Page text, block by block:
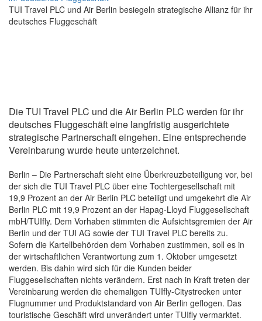
TUI Travel PLC und Air Berlin besiegeln strategische Allianz für ihr
deutsches Fluggeschäft
Die TUI Travel PLC und die Air Berlin PLC werden für ihr
deutsches Fluggeschäft eine langfristig ausgerichtete
strategische Partnerschaft eingehen. Eine entsprechende
Vereinbarung wurde heute unterzeichnet.
Berlin – Die Partnerschaft sieht eine Überkreuzbeteiligung vor, bei
der sich die TUI Travel PLC über eine Tochtergesellschaft mit
19,9 Prozent an der Air Berlin PLC beteiligt und umgekehrt die Air
Berlin PLC mit 19,9 Prozent an der Hapag-Lloyd Fluggesellschaft
mbH/TUIfly. Dem Vorhaben stimmten die Aufsichtsgremien der Air
Berlin und der TUI AG sowie der TUI Travel PLC bereits zu.
Sofern die Kartellbehörden dem Vorhaben zustimmen, soll es in
der wirtschaftlichen Verantwortung zum 1. Oktober umgesetzt
werden. Bis dahin wird sich für die Kunden beider
Fluggesellschaften nichts verändern. Erst nach in Kraft treten der
Vereinbarung werden die ehemaligen TUIfly-Citystrecken unter
Flugnummer und Produktstandard von Air Berlin geflogen. Das
touristische Geschäft wird unverändert unter TUIfly vermarktet.